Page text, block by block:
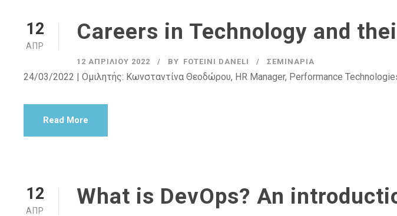
12
ΑΠΡ
Careers in Technology and
12 ΑΠΡΙΛΊΟΥ 2022 BY FOTEINI DANELI ΣΕΜΙΝΆΡΙΑ
24/03/2022 | Ομιλητής: Κωνσταντίνα Θεοδώρου, HR Manager, Performance
Read More
12
ΑΠΡ
What is DevOps? An